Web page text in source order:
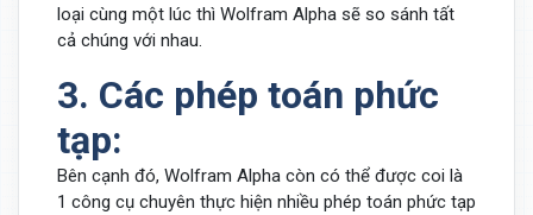
loại cùng một lúc thì Wolfram Alpha sẽ so sánh tất
cả chúng với nhau.
3. Các phép toán phức
tạp:
Bên cạnh đó, Wolfram Alpha còn có thể được coi là
1 công cụ chuyên thực hiện nhiều phép toán phức tạp